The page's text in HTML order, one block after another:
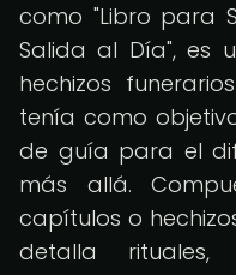
como "Libro para
Salida al Día", es
hechizos
tenía como
de guía para el
más allá.
capítulos o
detalla rituales,